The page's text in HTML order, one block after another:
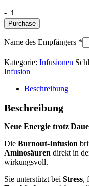
Burnout-
Infusion
quantity
-
Purchase
Name des Empfängers *
Kategorie: Infusionen
Infusion
Beschreibung
Beschreibung
Neue Energie trotz
Die Burnout-Infusion
Aminosäuren direkt in
wirkungsvoll.
Sie unterstützt bei Stress,